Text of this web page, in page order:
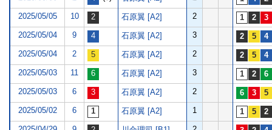
2025/05/05 10 石原翼 [A2] 2
2025/05/04 9 石原翼 [A2] 3
2025/05/04 2 石原翼 [A2] 2
2025/05/03 11 石原翼 [A2] 3
2025/05/03 6 石原翼 [A2] 2
2025/05/02 6 石原翼 [A2] 1